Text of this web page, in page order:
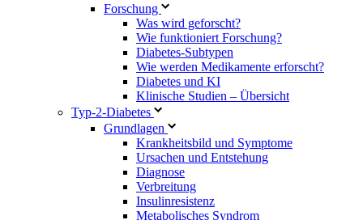
Forschung
Was wird geforscht?
Wie funktioniert Forschung?
Diabetes-Subtypen
Wie werden Medikamente erforscht?
Diabetes und KI
Klinische Studien – Übersicht
Typ-2-Diabetes
Grundlagen
Krankheitsbild und Symptome
Ursachen und Entstehung
Diagnose
Verbreitung
Insulinresistenz
Metabolisches Syndrom